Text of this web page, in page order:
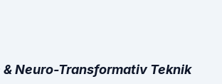
Neuro-Transformativ Teknik